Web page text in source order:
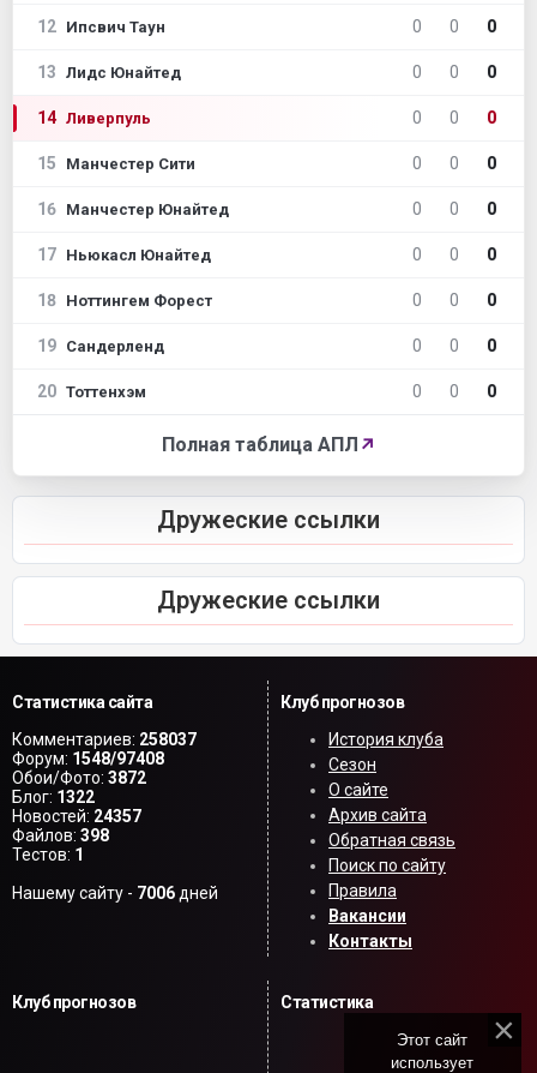
12 Ипсвич Таун 0 0 0
13 Лидс Юнайтед 0 0 0
14 Ливерпуль 0 0 0
15 Манчестер Сити 0 0 0
16 Манчестер Юнайтед 0 0 0
17 Ньюкасл Юнайтед 0 0 0
18 Ноттингем Форест 0 0 0
19 Сандерленд 0 0 0
20 Тоттенхэм 0 0 0
Полная таблица АПЛ ↗
Дружеские ссылки
Дружеские ссылки
Статистика сайта
Комментариев: 258037
Форум: 1548/97408
Обои/Фото: 3872
Блог: 1322
Новостей: 24357
Файлов: 398
Тестов: 1
Нашему сайту - 7006 дней
Клуб прогнозов
История клуба
Сезон
О сайте
Архив сайта
Обратная связь
Поиск по сайту
Правила
Вакансии
Контакты
Клуб прогнозов Статистика
Этот сайт
использует